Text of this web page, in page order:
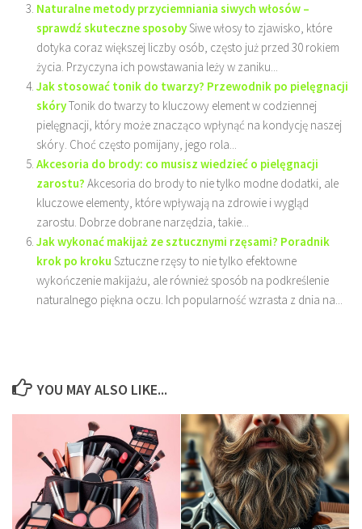
Naturalne metody przyciemniania siwych włosów –
sprawdź skuteczne sposobySiwe włosy to zjawisko, które
dotyka coraz większej liczby osób, często już przed 30 rokiem
życia. Przyczyna ich powstawania leży w zaniku...
Jak stosować tonik do twarzy? Przewodnik po pielęgnacji
skóryTonik do twarzy to kluczowy element w codziennej
pielęgnacji, który może znacząco wpłynąć na kondycję naszej
skóry. Choć często pomijany, jego rola...
Akcesoria do brody: co musisz wiedzieć o pielęgnacji
zarostu? Akcesoria do brody to nie tylko modne dodatki, ale
kluczowe elementy, które wpływają na zdrowie i wygląd
zarostu. Dobrze dobrane narzędzia, takie...
Jak wykonać makijaż ze sztucznymi rzęsami? Poradnik
krok po kroku Sztuczne rzęsy to nie tylko efektowne
wykończenie makijażu, ale również sposób na podkreślenie
naturalnego piękna oczu. Ich popularność wzrasta z dnia na...
YOU MAY ALSO LIKE...